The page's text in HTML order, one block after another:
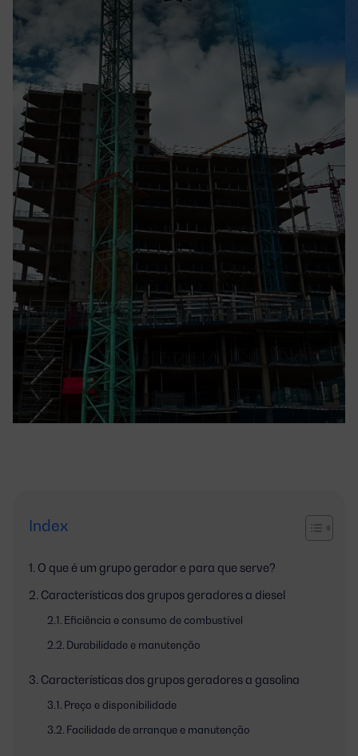
Index
O que é um grupo gerador e para que serve?
Características dos grupos geradores a diesel
Eficiência e consumo de combustível
Durabilidade e manutenção
Características dos grupos geradores a gasolina
Preço e disponibilidade
Facilidade de arranque e manutenção